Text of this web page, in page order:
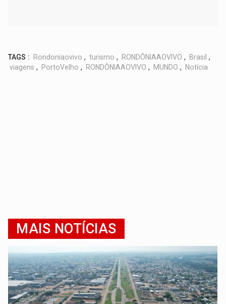
TAGS : Rondoniaovivo , turismo , RONDÔNIAAOVIVO , Brasil ,
viagens , PortoVelho , RONDÔNIAAOVIVO , MUNDO , Notícia
MAIS NOTÍCIAS